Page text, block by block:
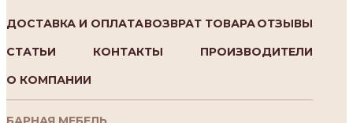
ДОСТАВКА И ОПЛАТАВОЗВРАТ ТОВАРАОТЗЫВЫ
СТАТЬИ
КОНТАКТЫ
ПРОИЗВОДИТЕЛИ
О КОМПАНИИ